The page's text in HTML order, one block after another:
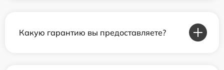
Какую гарантию вы предоставляете?